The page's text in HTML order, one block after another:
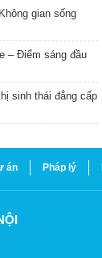
gian sống
– Điểm sáng đầu
sinh thái đẳng cấp
án Pháp lý